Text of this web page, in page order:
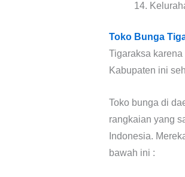
Toko Bunga
Tigaraksa
Kabupaten ini
Toko bunga di
rangkaian yang
Indonesia.
bawah ini :